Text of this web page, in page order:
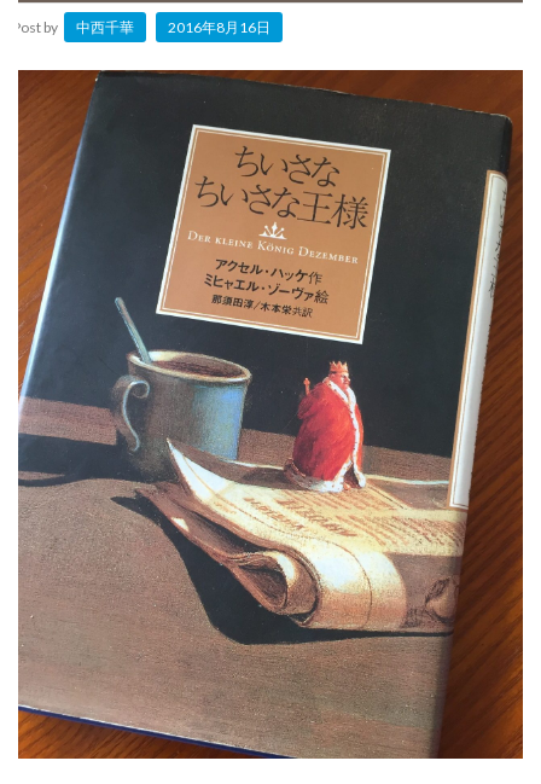
Post by 中西千華 2016年8月16日